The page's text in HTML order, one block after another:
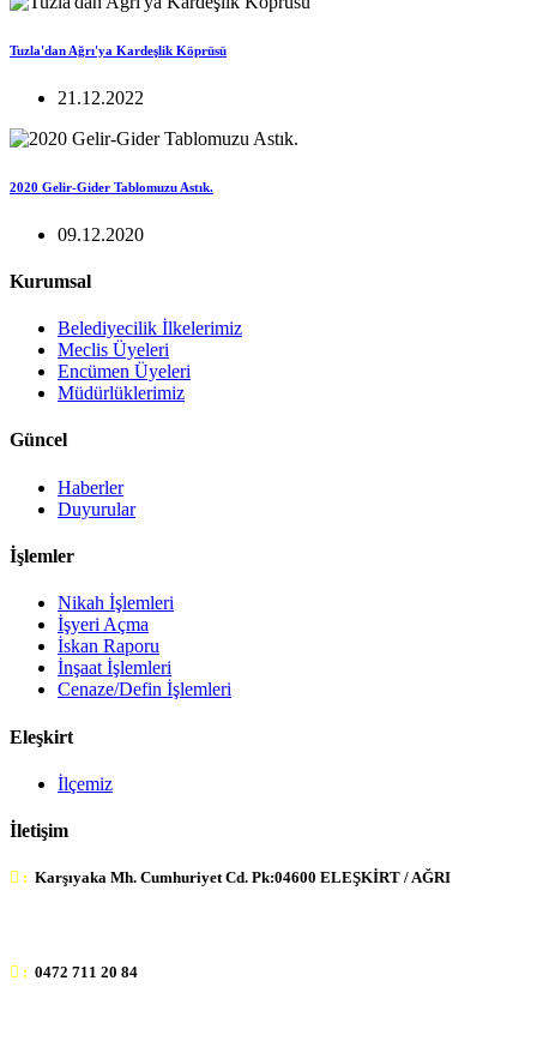
Tuzla'dan Ağrı'ya Kardeşlik Köprüsü
21.12.2022
2020 Gelir-Gider Tablomuzu Astık.
09.12.2020
Kurumsal
Belediyecilik İlkelerimiz
Meclis Üyeleri
Encümen Üyeleri
Müdürlüklerimiz
Güncel
Haberler
Duyurular
İşlemler
Nikah İşlemleri
İşyeri Açma
İskan Raporu
İnşaat İşlemleri
Cenaze/Defin İşlemleri
Eleşkirt
İlçemiz
İletişim
: Karşıyaka Mh. Cumhuriyet Cd. Pk:04600 ELEŞKİRT / AĞRI
: 0472 711 20 84